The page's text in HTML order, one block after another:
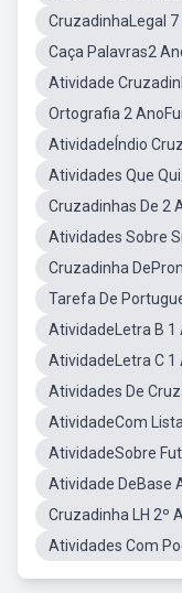
CruzadinhaLegal 7
Caça Palavras2
Atividade
Ortografia 2
AtividadeÍndio
Atividades Que
Cruzadinhas De 2
Atividades Sobre
Cruzadinha
Tarefa De
AtividadeLetra B 1
AtividadeLetra C 1
Atividades De
AtividadeCom
AtividadeSobre
Atividade DeBase
Cruzadinha LH 2º
Atividades Com